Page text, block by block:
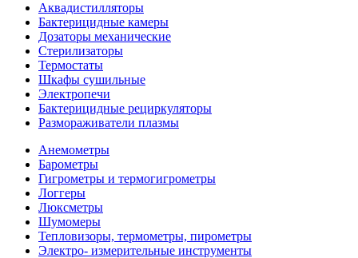
Аквадистилляторы
Бактерицидные камеры
Дозаторы механические
Стерилизаторы
Термостаты
Шкафы сушильные
Электропечи
Бактерицидные рециркуляторы
Размораживатели плазмы
Анемометры
Барометры
Гигрометры и термогигрометры
Логгеры
Люксметры
Шумомеры
Тепловизоры, термометры, пирометры
Электро- измерительные инструменты